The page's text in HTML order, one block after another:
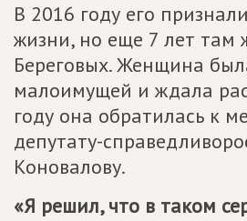
В 2016 году его
жизни, но еще 7 лет там
Береговых. Женщина
малоимущей и ждала
году она обратилась к
депутату-
Коновалову.
«Я решил, что в таком